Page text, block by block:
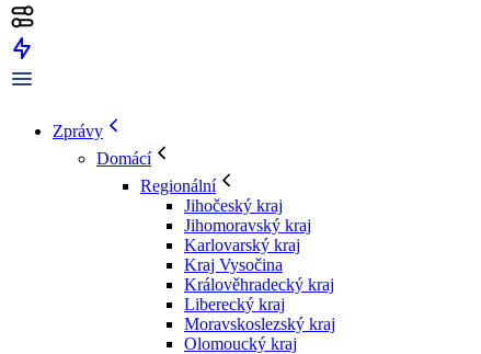
Zprávy
Domácí
Regionální
Jihočeský kraj
Jihomoravský kraj
Karlovarský kraj
Kraj Vysočina
Králověhradecký kraj
Liberecký kraj
Moravskoslezský kraj
Olomoucký kraj